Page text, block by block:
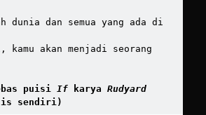
dunia dan semua yang ada di
akan menjadi seorang
puisi If karya Rudyard
sendiri)